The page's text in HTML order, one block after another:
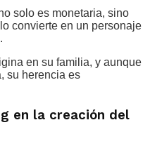
solo es monetaria, sino
convierte en un personaje
en su familia, y aunque
su herencia es
en la creación del